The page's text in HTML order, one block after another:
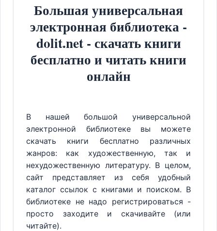
Большая универсальная
электронная библиотека -
dolit.net - скачать книги
бесплатно и читать книги
онлайн
В нашей большой универсальной
электронной библиотеке вы можете
скачать книги бесплатно различных
жанров: как художественную, так и
нехудожественную литературу. В целом,
сайт представляет из себя удобный
каталог ссылок с книгами и поиском. В
библиотеке не надо регистрироваться -
просто заходите и скачивайте (или
читайте).